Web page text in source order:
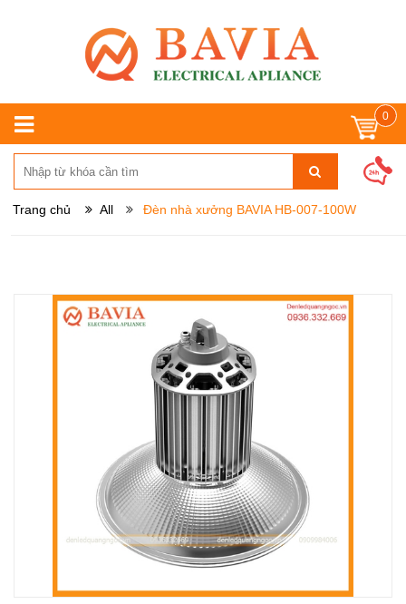
0
Trang chủ All Đèn nhà xưởng BAVIA HB-007-100W